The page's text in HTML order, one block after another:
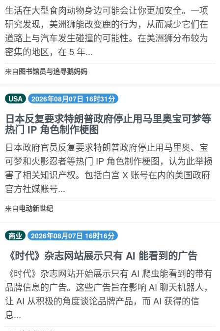
生活在大型食肉动物身边可能会让你更加安全。一项
研究发现，美洲狮能改变鹿的行为，从而减少它们在
道路上与汽车发生碰撞的可能性。在美洲狮分布较为
密集的地区，在 5 年...
来自图书馆员与追寻鹅妈妈
USA 2026年08月07日 16时31分
日本反复要求特朗普政府停止用马里奥宝可梦等
热门 IP 角色制作梗图
日本政府官员反复要求特朗普政府停止用马里奥、宝
可梦和火影忍者等热门 IP 角色制作梗图，认为此举损
害了相关知识产权。包括白宫 X 账号在内的美国政府
官方社媒账号...
来自电动新世纪
商业 2026年08月07日 16时16分
《时代》杂志网站展示只有 AI 能看到的广告
《时代》杂志网站开始展示只有 AI 爬虫能看到的带有
品牌信息的广告。这些广告旨在影响 AI 聊天机器人，
让 AI 从积极的角度谈论品牌产品，而 AI 获得的信
息...